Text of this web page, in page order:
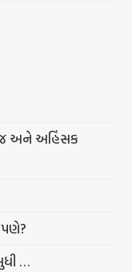
અને અહિંસક
…